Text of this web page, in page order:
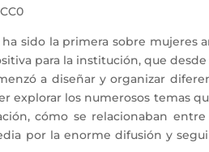
sido la primera sobre mujeres
para la institución, que
a diseñar y organizar
los numerosos temas
cómo se relacionaban entre
por la enorme difusión y